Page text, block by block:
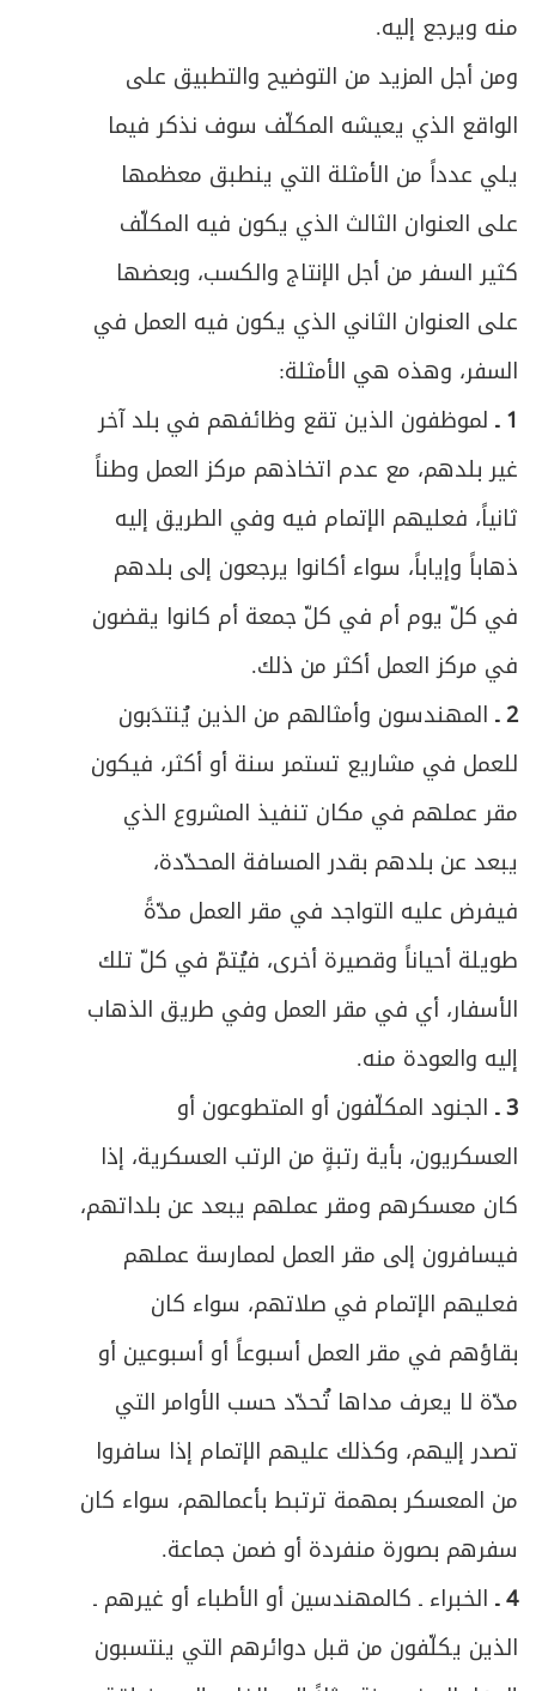
منه ويرجع إليه.
ومن أجل المزيد من التوضيح والتطبيق على
الواقع الذي يعيشه المكلّف سوف نذكر فيما
يلي عدداً من الأمثلة التي ينطبق معظمها
على العنوان الثالث الذي يكون فيه المكلّف
كثير السفر من أجل الإنتاج والكسب، وبعضها
على العنوان الثاني الذي يكون فيه العمل في
السفر، وهذه هي الأمثلة:
1 ـ لموظفون الذين تقع وظائفهم في بلد آخر
غير بلدهم، مع عدم اتخاذهم مركز العمل وطناً
ثانياً، فعليهم الإتمام فيه وفي الطريق إليه
ذهاباً وإياباً، سواء أكانوا يرجعون إلى بلدهم
في كلّ يوم أم في كلّ جمعة أم كانوا يقضون
في مركز العمل أكثر من ذلك.
2 ـ المهندسون وأمثالهم من الذين يُنتدَبون
للعمل في مشاريع تستمر سنة أو أكثر، فيكون
مقر عملهم في مكان تنفيذ المشروع الذي
يبعد عن بلدهم بقدر المسافة المحدّدة،
فيفرض عليه التواجد في مقر العمل مدّةً
طويلة أحياناً وقصيرة أخرى، فيُتمّ في كلّ تلك
الأسفار، أي في مقر العمل وفي طريق الذهاب
إليه والعودة منه.
3 ـ الجنود المكلّفون أو المتطوعون أو
العسكريون، بأية رتبةٍ من الرتب العسكرية، إذا
كان معسكرهم ومقر عملهم يبعد عن بلداتهم،
فيسافرون إلى مقر العمل لممارسة عملهم
فعليهم الإتمام في صلاتهم، سواء كان
بقاؤهم في مقر العمل أسبوعاً أو أسبوعين أو
مدّة لا يعرف مداها تُحدّد حسب الأوامر التي
تصدر إليهم، وكذلك عليهم الإتمام إذا سافروا
من المعسكر بمهمة ترتبط بأعمالهم، سواء كان
سفرهم بصورة منفردة أو ضمن جماعة.
4 ـ الخبراء ـ كالمهندسين أو الأطباء أو غيرهم ـ
الذين يكلّفون من قبل دوائرهم التي ينتسبون